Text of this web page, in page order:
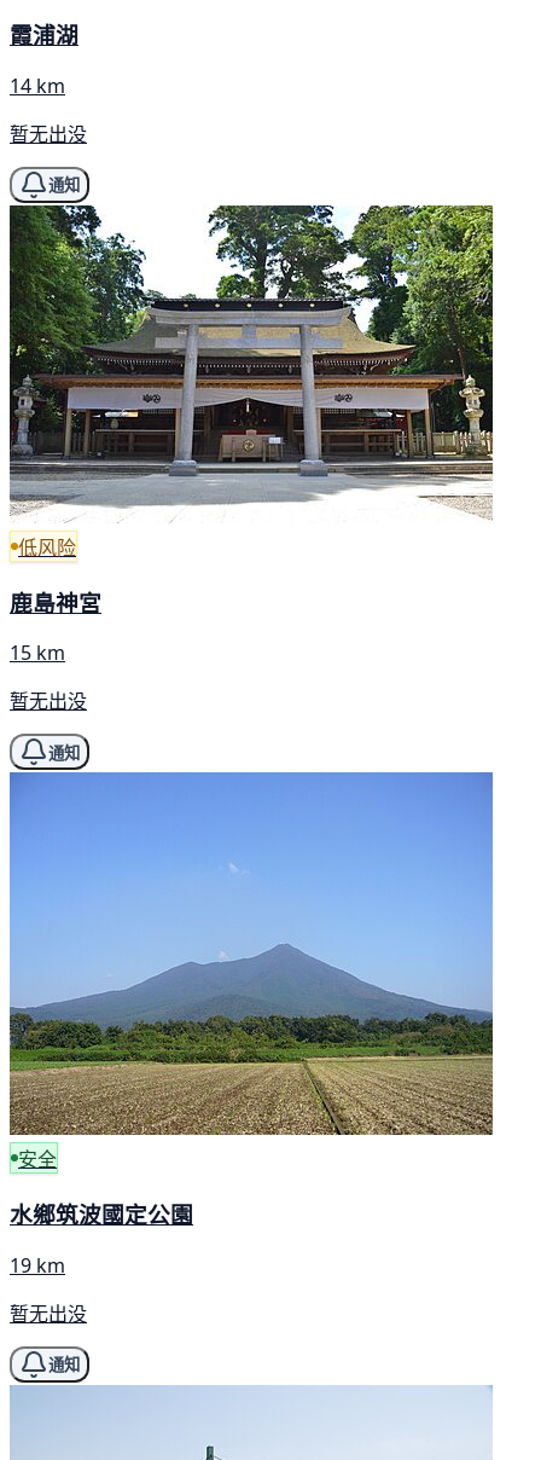
霞浦湖
14 km
暂无出没
通知
低风险
鹿島神宮
15 km
暂无出没
通知
安全
水鄉筑波國定公園
19 km
暂无出没
通知